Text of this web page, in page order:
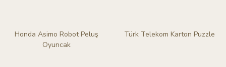
Honda Asimo Robot Peluş
Oyuncak
Türk Telekom Karton Puzzle